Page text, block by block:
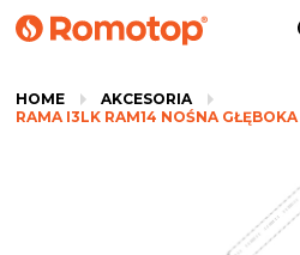
HOME
AKCESORIA
RAMA I3LK RAM14 NOŚNA GŁĘBOKA